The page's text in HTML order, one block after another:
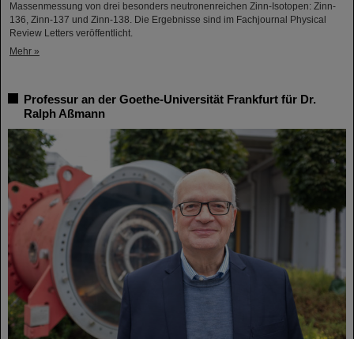
Massenmessung von drei besonders neutronenreichen Zinn-Isotopen: Zinn-
136, Zinn-137 und Zinn-138. Die Ergebnisse sind im Fachjournal Physical
Review Letters veröffentlicht.
Mehr »
Professur an der Goethe-Universität Frankfurt für Dr.
Ralph Aßmann